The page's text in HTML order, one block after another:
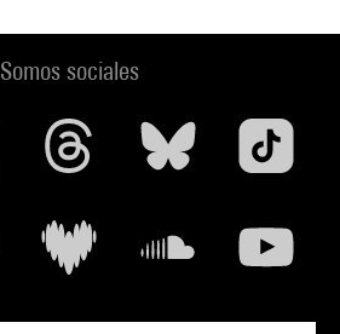
Somos sociales